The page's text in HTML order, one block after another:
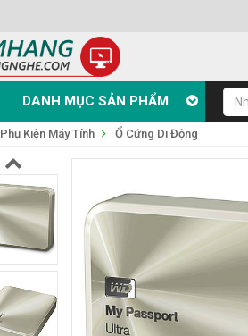
DANH MỤC SẢN PHẨM
Phụ Kiện Máy Tính Ổ Cứng Di Động